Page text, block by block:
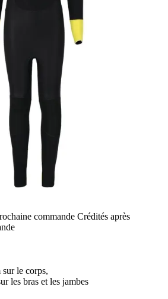
commande Crédités après
le corps,
les bras et les jambes